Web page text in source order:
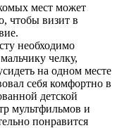
мест может
чтобы визит в
необходимо
челку,
на одном месте
себя комфортно в
детской
мультфильмов и
понравится